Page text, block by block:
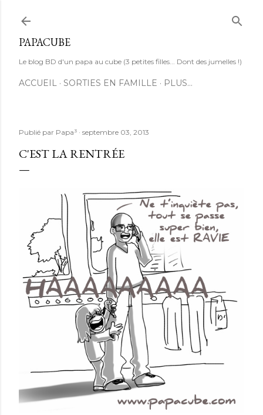
PAPACUBE
Le blog BD d'un papa au cube (3 petites filles... Dont des jumelles !)
ACCUEIL SORTIES EN FAMILLE PLUS…
Publié par Papa³ septembre 03, 2013
C'EST LA RENTRÉE